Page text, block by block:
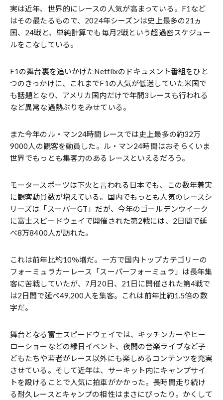
実は近年、世界的にレースの人気が高まっている。F1など
はその最たるもので、2024年シーズンは史上最多の21ヵ
国、24戦と、単純計算でも毎月2戦という超過密スケジュー
ルをこなしている。
F1の舞台裏を追いかけたNetflixのドキュメント番組をひと
つのきっかけに、これまでF1の人気が低迷していた米国で
も話題となり、アメリカ国内だけで年間3レースも行われる
など異常な過熱ぶりをみせている。
また今年のル・マン24時間レースでは史上最多の約32万
9000人の観客を動員した。ル・マン24時間はおそらくいま
世界でもっとも集客力のあるレースといえるだろう。
モータースポーツは下火と言われる日本でも、この数年着実
に観客動員数が増えている。国内でもっとも人気のレースシ
リーズは「スーパーGT」だが、今年のゴールデンウイーク
に富士スピードウェイで開催された第2戦には、2日間で延
べ8万8400人が訪れた。
これは前年比約10％増だ。一方で国内トップカテゴリーの
フォーミュラカーレース「スーパーフォーミュラ」は長年集
客に苦戦していたが、7月20日、21日に開催された第4戦で
は2日間で延べ49,200人を集客。これは前年比約1.5倍の数
字だ。
舞台となる富士スピードウェイでは、キッチンカーやヒー
ローショーなどの縁日イベント、夜間の音楽ライブなど子
どもたちや若者がレース以外にも楽しめるコンテンツを充実
させている。そして近年は、サーキット内にキャンプサイ
トを設けることで人気に拍車がかかった。長時間走り続け
る耐久レースとキャンプの相性はまさにぴったり。かくして